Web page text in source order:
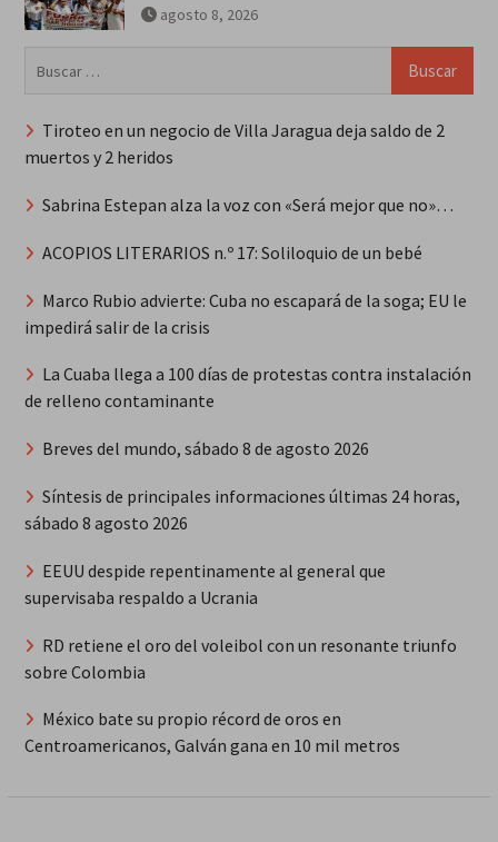
agosto 8, 2026
Tiroteo en un negocio de Villa Jaragua deja saldo de 2
muertos y 2 heridos
Sabrina Estepan alza la voz con «Será mejor que no»…
ACOPIOS LITERARIOS n.º 17: Soliloquio de un bebé
Marco Rubio advierte: Cuba no escapará de la soga; EU le
impedirá salir de la crisis
La Cuaba llega a 100 días de protestas contra instalación
de relleno contaminante
Breves del mundo, sábado 8 de agosto 2026
Síntesis de principales informaciones últimas 24 horas,
sábado 8 agosto 2026
EEUU despide repentinamente al general que
supervisaba respaldo a Ucrania
RD retiene el oro del voleibol con un resonante triunfo
sobre Colombia
México bate su propio récord de oros en
Centroamericanos, Galván gana en 10 mil metros